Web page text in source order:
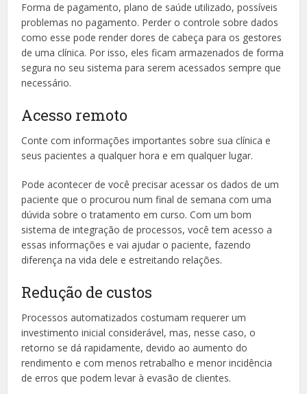
Forma de pagamento, plano de saúde utilizado, possíveis
problemas no pagamento. Perder o controle sobre dados
como esse pode render dores de cabeça para os gestores
de uma clínica. Por isso, eles ficam armazenados de forma
segura no seu sistema para serem acessados sempre que
necessário.
Acesso remoto
Conte com informações importantes sobre sua clínica e
seus pacientes a qualquer hora e em qualquer lugar.
Pode acontecer de você precisar acessar os dados de um
paciente que o procurou num final de semana com uma
dúvida sobre o tratamento em curso. Com um bom
sistema de integração de processos, você tem acesso a
essas informações e vai ajudar o paciente, fazendo
diferença na vida dele e estreitando relações.
Redução de custos
Processos automatizados costumam requerer um
investimento inicial considerável, mas, nesse caso, o
retorno se dá rapidamente, devido ao aumento do
rendimento e com menos retrabalho e menor incidência
de erros que podem levar à evasão de clientes.